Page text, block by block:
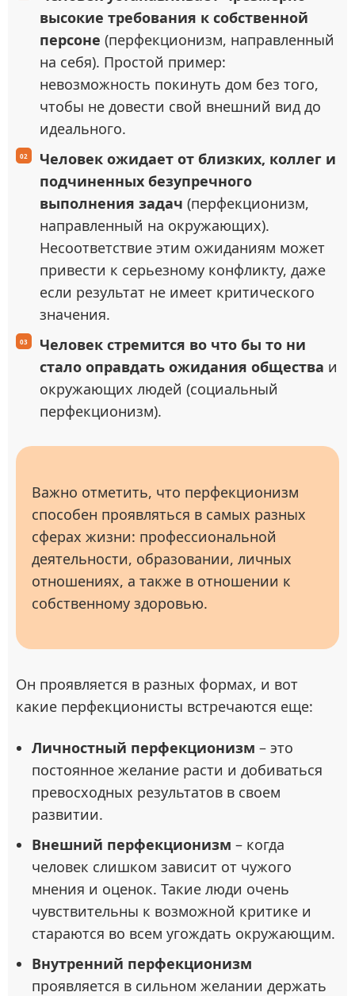
высокие требования к собственной
персоне (перфекционизм, направленный
на себя). Простой пример:
невозможность покинуть дом без того,
чтобы не довести свой внешний вид до
идеального.
Человек ожидает от близких, коллег и
подчиненных безупречного
выполнения задач (перфекционизм,
направленный на окружающих).
Несоответствие этим ожиданиям может
привести к серьезному конфликту, даже
если результат не имеет критического
значения.
Человек стремится во что бы то ни
стало оправдать ожидания общества и
окружающих людей (социальный
перфекционизм).
Важно отметить, что перфекционизм
способен проявляться в самых разных
сферах жизни: профессиональной
деятельности, образовании, личных
отношениях, а также в отношении к
собственному здоровью.
Он проявляется в разных формах, и вот
какие перфекционисты встречаются еще:
Личностный перфекционизм – это
постоянное желание расти и добиваться
превосходных результатов в своем
развитии.
Внешний перфекционизм – когда
человек слишком зависит от чужого
мнения и оценок. Такие люди очень
чувствительны к возможной критике и
стараются во всем угождать окружающим.
Внутренний перфекционизм
проявляется в сильном желании держать